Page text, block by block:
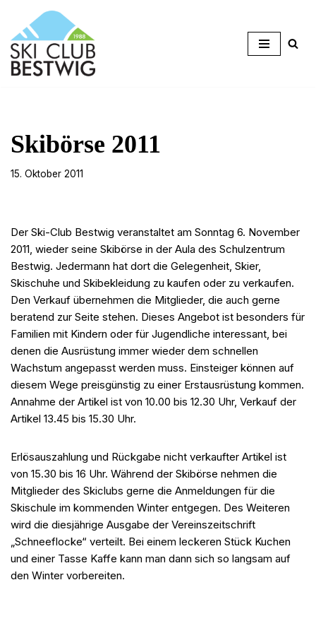
Zum
Inhalt
springen
Skibörse 2011
15. Oktober 2011
Der Ski-Club Bestwig veranstaltet am Sonntag 6. November
2011, wieder seine Skibörse in der Aula des Schulzentrum
Bestwig. Jedermann hat dort die Gelegenheit, Skier,
Skischuhe und Skibekleidung zu kaufen oder zu verkaufen.
Den Verkauf übernehmen die Mitglieder, die auch gerne
beratend zur Seite stehen. Dieses Angebot ist besonders für
Familien mit Kindern oder für Jugendliche interessant, bei
denen die Ausrüstung immer wieder dem schnellen
Wachstum angepasst werden muss. Einsteiger können auf
diesem Wege preisgünstig zu einer Erstausrüstung kommen.
Annahme der Artikel ist von 10.00 bis 12.30 Uhr, Verkauf der
Artikel 13.45 bis 15.30 Uhr.
Erlösauszahlung und Rückgabe nicht verkaufter Artikel ist
von 15.30 bis 16 Uhr. Während der Skibörse nehmen die
Mitglieder des Skiclubs gerne die Anmeldungen für die
Skischule im kommenden Winter entgegen. Des Weiteren
wird die diesjährige Ausgabe der Vereinszeitschrift
„Schneeflocke“ verteilt. Bei einem leckeren Stück Kuchen
und einer Tasse Kaffe kann man dann sich so langsam auf
den Winter vorbereiten.